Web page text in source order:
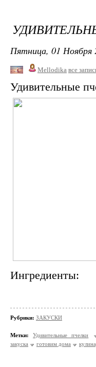
Пятница, 01 Ноября
Mellodika все
Удивительные
Ингредиенты:
Рубрики: ЗАКУСКИ
Метки:
Удивительные пчелки
закуска
готовим дома